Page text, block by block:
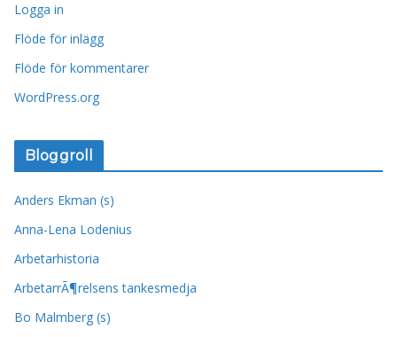
Logga in
Flöde för inlägg
Flöde för kommentarer
WordPress.org
Bloggroll
Anders Ekman (s)
Anna-Lena Lodenius
Arbetarhistoria
ArbetarrÃ¶relsens tankesmedja
Bo Malmberg (s)